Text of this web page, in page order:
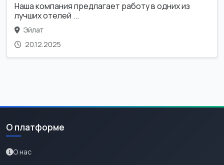
Наша компания предлагает работу в одних из
лучших отелей ...
Эйлат
20.12.2025
О платформе
О нас